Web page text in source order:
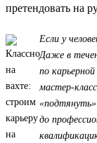
претендовать на
Если у
Даже в
по
мастер-
до